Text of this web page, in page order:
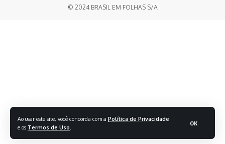
Ao usar este site, você concorda com a Política de Privacidade
e os Termos de Uso
OK
© 2024 BRASIL EM FOLHAS S/A